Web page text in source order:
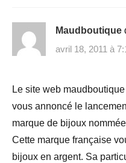
Maudboutique
avril 18, 2011 à
Le site web
vous annoncé le
marque de bijoux nommée
Cette marque française
bijoux en argent. Sa